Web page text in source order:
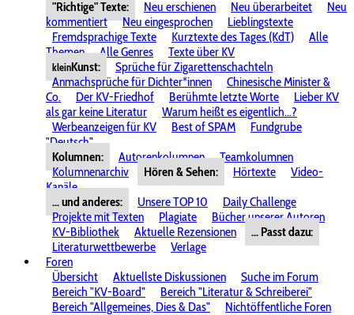
"Richtige" Texte:
Neu erschienen Neu überarbeitet
Neu
kommentiert
Neu eingesprochen
Lieblingstexte
Fremdsprachige Texte
Kurztexte des Tages (KdT)
Alle
Themen
Alle Genres Texte über KV
kleinKunst:
Sprüche für Zigarettenschachteln
Anmachsprüche für Dichter*innen
Chinesische Minister &
Co.
Der KV-Friedhof Berühmte letzte Worte
Lieber KV
als gar keine Literatur
Warum heißt es eigentlich...?
Werbeanzeigen für KV
Best of SPAM
Fundgrube
"Deutsch"
Kolumnen:
Autorenkolumnen
Teamkolumnen
Kolumnenarchiv
Hören & Sehen: Hörtexte
Video-
Kanäle
... und anderes:
Unsere TOP 10
Daily Challenge
Projekte mit Texten
Plagiate
Bücher unserer Autoren
KV-Bibliothek
Aktuelle Rezensionen
... Passt dazu:
Literaturwettbewerbe
Verlage
Foren
Übersicht
Aktuellste Diskussionen
Suche im Forum
Bereich "KV-Board"
Bereich "Literatur & Schreiberei"
Bereich "Allgemeines, Dies & Das"
Nichtöffentliche Foren